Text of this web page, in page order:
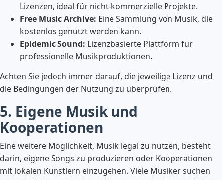
Lizenzen, ideal für nicht-kommerzielle Projekte.
Free Music Archive: Eine Sammlung von Musik, die
kostenlos genutzt werden kann.
Epidemic Sound: Lizenzbasierte Plattform für
professionelle Musikproduktionen.
Achten Sie jedoch immer darauf, die jeweilige Lizenz und
die Bedingungen der Nutzung zu überprüfen.
5. Eigene Musik und
Kooperationen
Eine weitere Möglichkeit, Musik legal zu nutzen, besteht
darin, eigene Songs zu produzieren oder Kooperationen
mit lokalen Künstlern einzugehen. Viele Musiker suchen